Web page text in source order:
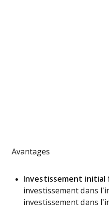
Avantages
Investissement initial
investissement dans
investissement dans